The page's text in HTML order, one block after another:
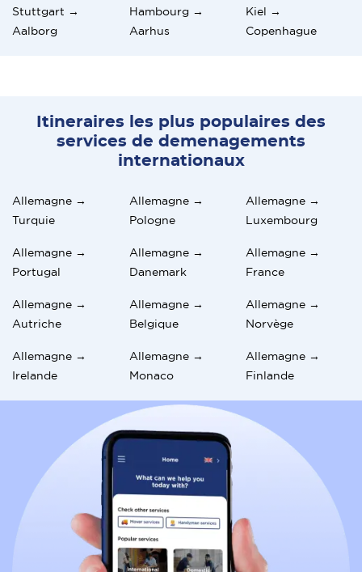
Stuttgart →
Aalborg
Hambourg →
Aarhus
Kiel →
Copenhague
Itineraires les plus populaires des
services de demenagements
internationaux
Allemagne →
Turquie
Allemagne →
Pologne
Allemagne →
Luxembourg
Allemagne →
Portugal
Allemagne →
Danemark
Allemagne →
France
Allemagne →
Autriche
Allemagne →
Belgique
Allemagne →
Norvège
Allemagne →
Irelande
Allemagne →
Monaco
Allemagne →
Finlande